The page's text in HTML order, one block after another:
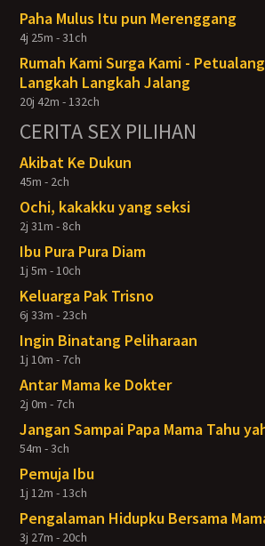
Paha Mulus Itu pun Merenggang
4j 25m - 31ch
Rumah Kami Surga Kami -
Langkah Langkah Jalang
20j 42m - 132ch
CERITA SEX PILIHAN
Akibat Ke Dukun
45m - 2ch
Ochi, kakakku yang seksi
2j 31m - 8ch
Ibu Pura Pura Diam
1j 5m - 10ch
Keluarga Pak Trisno
6j 33m - 23ch
Ingin Binatang Peliharaan
1j 10m - 7ch
Antar Mama ke Dokter
2j 0m - 7ch
Jangan Sampai Papa Mama Tahu
54m - 3ch
Pemuja Ibu
1j 12m - 13ch
Pengalaman Hidupku Bersama
3j 27m - 20ch